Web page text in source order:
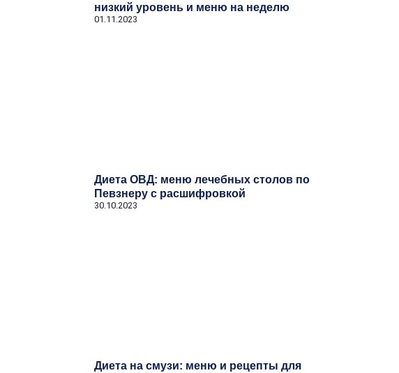
низкий уровень и меню на неделю
01.11.2023
Диета ОВД: меню лечебных столов по
Певзнеру с расшифровкой
30.10.2023
Диета на смузи: меню и рецепты для